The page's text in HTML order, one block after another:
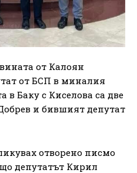
от Калоян
от БСП в миналия
в Баку с Киселова са две
и бившият депутат
отворено писмо
депутатът Кирил